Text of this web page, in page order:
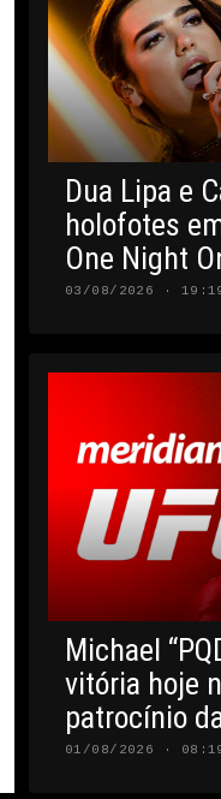
Dua Lipa e
holofotes
One Night
03/08/2026 ·
Michael
vitória hoje
patrocínio
01/08/2026 ·